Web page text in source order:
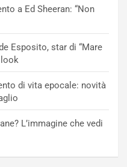
a Ed Sheeran: “Non
Esposito, star di “Mare
di vita epocale: novità
L’immagine che vedi